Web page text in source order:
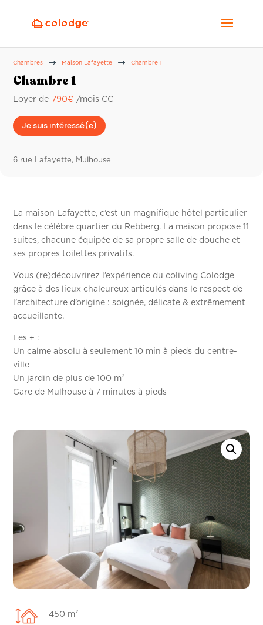
Chambres $ Maison Lafayette $ Chambre 1
Chambre 1
Loyer de 790€ /mois CC
Je suis intéressé(e)
6 rue Lafayette, Mulhouse
La maison Lafayette, c’est un magnifique hôtel particulier
dans le célébre quartier du Rebberg. La maison propose 11
suites, chacune équipée de sa propre salle de douche et
ses propres toilettes privatifs.
Vous (re)découvrirez l’expérience du coliving Colodge
grâce à des lieux chaleureux articulés dans le respect de
l’architecture d’origine : soignée, délicate & extrêmement
accueillante.
Les + :
Un calme absolu à seulement 10 min à pieds du centre-
ville
Un jardin de plus de 100 m²
Gare de Mulhouse à 7 minutes à pieds
450 m²